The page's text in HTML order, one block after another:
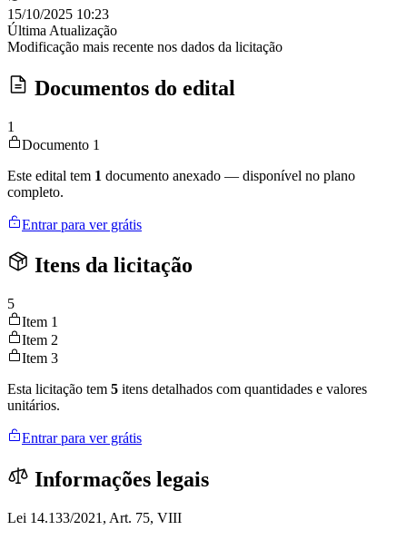
15/10/2025 10:23
Última Atualização
Modificação mais recente nos dados da licitação
Documentos do edital
1
Documento 1
Este edital tem 1 documento anexado — disponível no plano
completo.
Entrar para ver grátis
Itens da licitação
5
Item 1
Item 2
Item 3
Esta licitação tem 5 itens detalhados com quantidades e valores
unitários.
Entrar para ver grátis
Informações legais
Lei 14.133/2021, Art. 75, VIII